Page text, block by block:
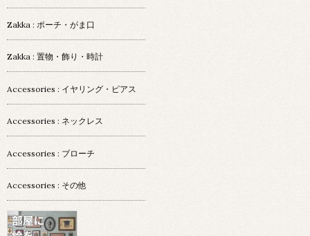
Zakka : ポーチ・がま口
Zakka : 置物・飾り・時計
Accessories : イヤリング・ピアス
Accessories : ネックレス
Accessories : ブローチ
Accessories : その他